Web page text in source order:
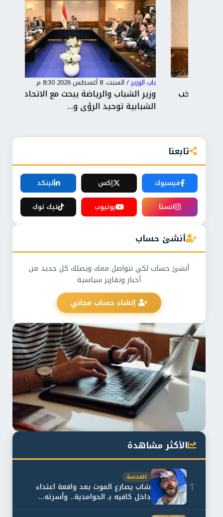
السبت، 8 أغسطس 2026 8:30 م
وزير الشباب والرياضة يبحث مع الاتحادات
الشبابية توحيد الرؤى و...
تابعنا
فيسبوك إكس
لينكد
انستا
يوتيوب تيك توك
أنشئ حساب
أنشئ حساب لكي نتواصل معك ويصلك كل جديد من
أخبار وتقارير سياسية
إنشاء حساب مجاني
الأكثر مشاهدة
1
العدسة
شاب يصارع الموت بعد واقعة اعتداء
داخل كافيه بـ الحوامدية.. وأسرته...